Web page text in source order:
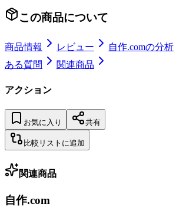
この商品について
商品情報 レビュー 自作.comの分析
ある質問
関連商品
アクション
お気に入り 共有
比較リストに追加
関連商品
自作.com